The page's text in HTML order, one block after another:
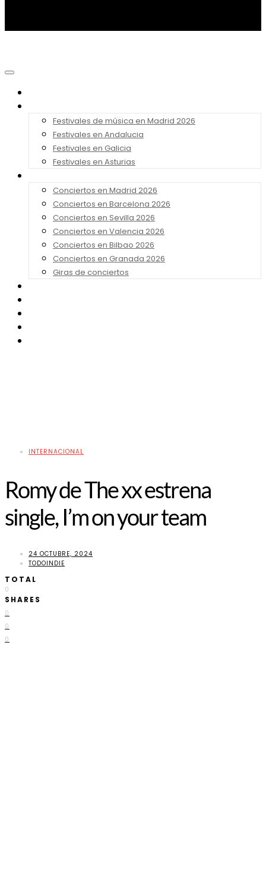
Festivales de música en Madrid 2026
Festivales en Andalucia
Festivales en Galicia
Festivales en Asturias
Conciertos en Madrid 2026
Conciertos en Barcelona 2026
Conciertos en Sevilla 2026
Conciertos en Valencia 2026
Conciertos en Bilbao 2026
Conciertos en Granada 2026
Giras de conciertos
INTERNACIONAL
Romy de The xx estrena
single, I’m on your team
24 OCTUBRE, 2024
TODOINDIE
TOTAL
0
SHARES
0
0
0